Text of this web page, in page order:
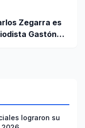
Zegarra es
Gastón
lograron su